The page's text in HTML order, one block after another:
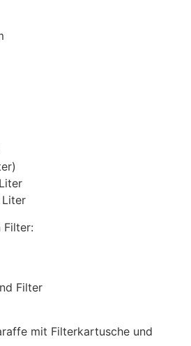
Liter
Filter:
Filter
mit Filterkartusche und